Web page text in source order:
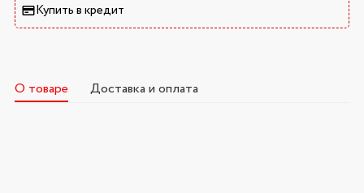
Купить в кредит
О товаре Доставка и оплата